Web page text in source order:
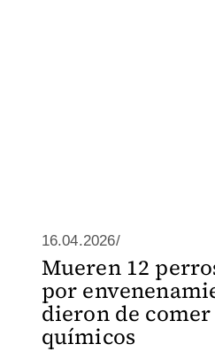
16.04.2026/
Mueren 12
por
dieron de
químicos